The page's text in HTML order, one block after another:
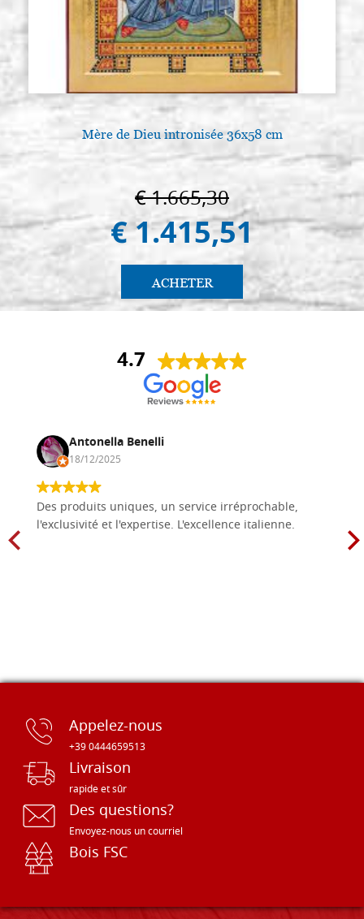
Mère de Dieu intronisée 36x58 cm
€ 1.665,30
€ 1.415,51
ACHETER
4.7
Antonella Benelli
18/12/2025
Des produits uniques, un service irréprochable,
l'exclusivité et l'expertise. L'excellence italienne.
Appelez-nous
+39 0444659513
Livraison
rapide et sûr
Des questions?
Envoyez-nous un courriel
Bois FSC